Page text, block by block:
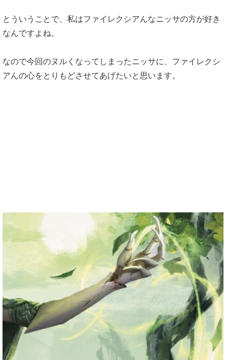
とういうことで、私はファイレクシアんなニッサの方が好き
なんですよね。
なので今回のヌルくなってしまったニッサに、ファイレクシ
アんの心をとりもどさせてあげたいと思います。